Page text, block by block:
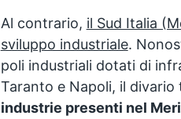
Al contrario, il Sud Italia
sviluppo industriale.
poli industriali dotati di
Taranto e Napoli, il
industrie presenti nel